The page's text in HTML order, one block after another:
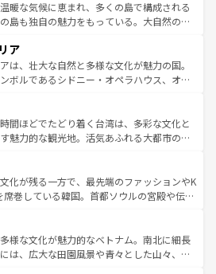
はコンテンツ一覧 を参照してほしい。
った刺激的なスポットだ。一方、アメリカ
が広がり、グランドキャニオンやイエロー
リンズでは、音楽と美食が融合した独特の
行者はアメリカの各地域で異なる魅力を楽
の多様性と豊かな歴史を感じることができ
タイルだ。 なお、新着のアメリカ
ツ一覧を参照してほしい。
暖な気候に恵まれ、多くの島で構成される
島も独自の魅力をもっている。大自然の神
ない。また、定番の観光地といえばオアフ
自然を求めるならマウイ島やカウアイ島が
ラルドグリーンに輝く海をはじめ、豊かな
の心で訪れる人々を迎えてくれるハワイの
ローカルフードやハワイアンミュージッ
ラダンスなど、すべてがハワイの魅力を彩
しい。 なお、新着のハワイ情報
覧を参照してほしい。
ア
は、壮大な自然と多様な文化が魅力の国。
ボルであるシドニー・オペラハウス、オー
陸中央部にそびえるウルル（エアーズロッ
アの美しい原生林やケアンズの熱帯雨林な
たくさん。また、カフェやワイン、オージ
ビティも充実しており、サーフィンやダイ
ングなど、アウトドア好きにはたまらな
リアの多彩な魅力を存分に味わいつくそ
。
間ほどでたどり着く台湾は、多彩な文化と
魅力的な観光地。活気あふれる大都市の台
山岳地帯である台湾東部など、都市の喧騒
が共存しており、訪れる人に新しい発見と
てくれる。また、奥深い台湾の食文化も魅
判のスイーツなど、バラエティ豊かな料理
が味わえる。 なお、新着の台湾情報は コンテンツ一覧を参
化が残る一方で、最先端のファッションやK
席巻している韓国。首都ソウルの宮殿や伝統
延ばせば四季折々の自然美を楽しむことが
、キムチや焼肉、絶品のストリートフード
な韓国料理が待っている。夜には、韓国な
様な文化が魅力的なベトナム。南北に細長
は、広大な田園風景や青々とした山々、世